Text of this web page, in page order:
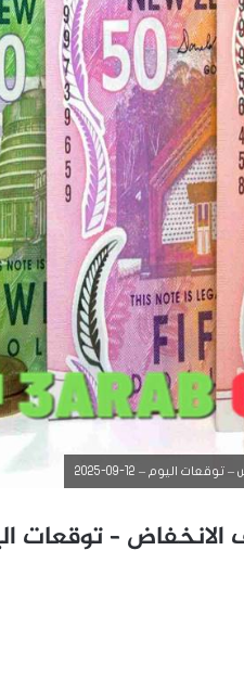
اليوم – 12-09-2025
– توقعات اليوم 26-